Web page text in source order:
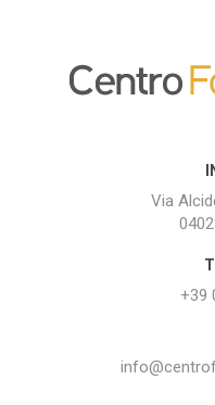
Via
+39